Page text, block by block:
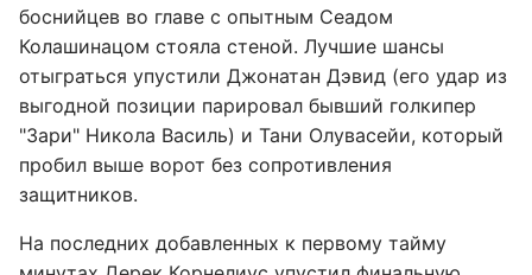
боснийцев во главе с опытным Сеадом
Колашинацом стояла стеной. Лучшие шансы
отыграться упустили Джонатан Дэвид (его удар из
выгодной позиции парировал бывший голкипер
"Зари" Никола Василь) и Тани Олувасейи, который
пробил выше ворот без сопротивления
защитников.
На последних добавленных к первому тайму